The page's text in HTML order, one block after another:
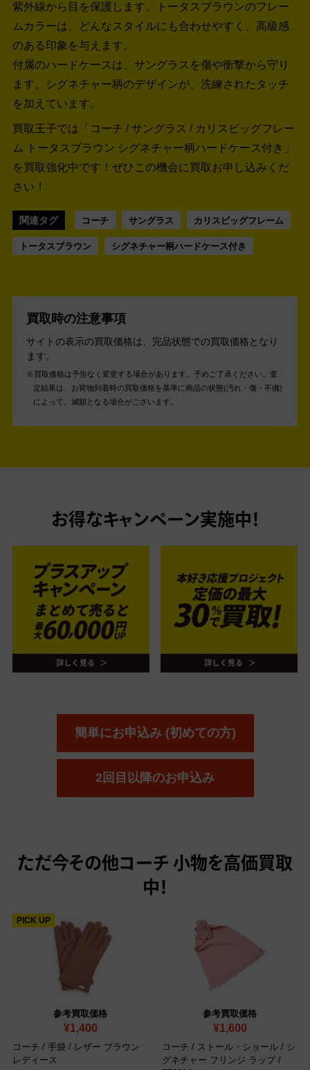
紫外線から目を保護します。トータスブラウンのフレー
ムカラーは、どんなスタイルにも合わせやすく、高級感
のある印象を与えます。
付属のハードケースは、サングラスを傷や衝撃から守り
ます。シグネチャー柄のデザインが、洗練されたタッチ
を加えています。
買取王子では「コーチ / サングラス / カリスビッグフレー
ム トータスブラウン シグネチャー柄ハードケース付き」
を買取強化中です！ ぜひこの機会に買取お申し込みくだ
さい！
関連タグ コーチ サングラス カリスビッグフレーム
トータスブラウン シグネチャー柄ハードケース付き
買取時の注意事項
サイトの表示の買取価格は、完品状態での買取価格となり
ます。
買取価格は予告なく変更する場合があります。予めご了承ください。 査
定結果は、お荷物到着時の買取価格を基準に商品の状態(汚れ・傷・不備)
によって、減額となる場合がございます。
お得なキャンペーン実施中！
簡単にお申込み (初めての方)
2回目以降のお申込み
ただ今その他コーチ 小物を高価買取
中！
参考買取価格
¥1,400
PICK UP
コーチ / 手袋 / レザー ブラウン
レディース
参考買取価格
¥1,600
コーチ / ストール・ショール / シ
グネチャー フリンジ ラップ /